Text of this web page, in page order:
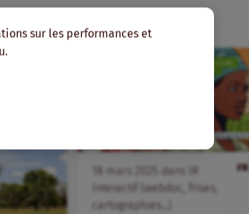
sur les performances et
FR
mars dans
Interactif (webdoc, frises,
cartographies...)